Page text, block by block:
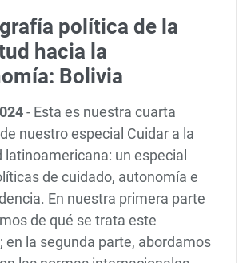
política de la
hacia la
Bolivia
- Esta es nuestra cuarta
nuestro especial Cuidar a la
latinoamericana: un especial
de cuidado, autonomía e
En nuestra primera parte
de qué se trata este
en la segunda parte, abordamos